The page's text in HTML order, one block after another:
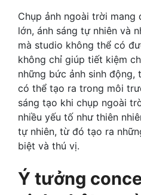
Chụp ảnh ngoài trời mang
lớn, ánh sáng tự nhiên và
mà studio không thể có
không chỉ giúp tiết kiệm
những bức ảnh sinh động,
có thể tạo ra trong môi
sáng tạo khi chụp ngoài
nhiều yếu tố như thiên
tự nhiên, từ đó tạo ra
biệt và thú vị.
Ý tưởng